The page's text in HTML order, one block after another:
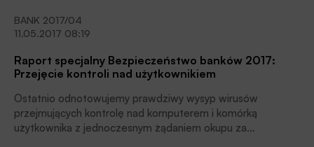
BANK 2017/04
11.05.2017 08:19
Raport specjalny Bezpieczeństwo banków 2017:
Przejęcie kontroli nad użytkownikiem
Ostatnio odnotowujemy prawdziwy wysyp wirusów
przejmujących kontrolę nad komputerem i komórką
użytkownika z jednoczesnym żądaniem okupu za